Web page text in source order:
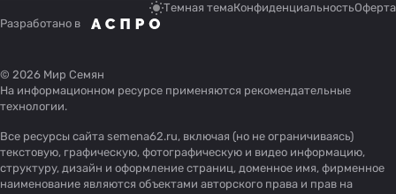
Темная темаКонфиденциальностьОферта
Разработано в
© 2026 Мир Семян
На информационном ресурсе применяются рекомендательные
технологии.
Все ресурсы сайта semena62.ru, включая (но не ограничиваясь)
текстовую, графическую, фотографическую и видео информацию,
структуру, дизайн и оформление страниц, доменное имя, фирменное
наименование являются объектами авторского права и прав на